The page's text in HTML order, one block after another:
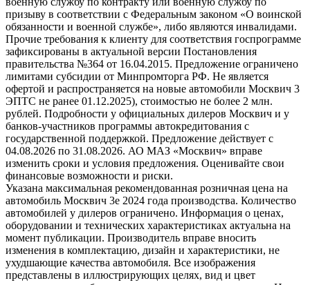
призыву в соответствии с Федеральным законом «О воинской
обязанности и военной службе», либо являются инвалидами.
Прочие требования к клиенту для соответствия госпрограмме
зафиксированы в актуальной версии Постановления
правительства №364 от 16.04.2015. Предложение ограничено
лимитами субсидии от Минпромторга РФ. Не является
офертой и распространяется на новые автомобили Москвич 3
ЭПТС не ранее 01.12.2025), стоимостью не более 2 млн.
рублей. Подробности у официальных дилеров Москвич и у
банков-участников программы автокредитования с
государственной поддержкой. Предложение действует с
04.08.2026 по 31.08.2026. АО МАЗ «Москвич» вправе
изменить сроки и условия предложения. Оценивайте свои
финансовые возможности и риски.
Указана максимальная рекомендованная розничная цена на
автомобиль Москвич 3e 2024 года производства. Количество
автомобилей у дилеров ограничено. Информация о ценах,
оборудовании и технических характеристиках актуальна на
момент публикации. Производитель вправе вносить
изменения в комплектацию, дизайн и характеристики, не
ухудшающие качества автомобиля. Все изображения
представлены в иллюстрирующих целях, вид и цвет